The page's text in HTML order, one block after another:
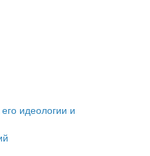
проектирования
идеологии и